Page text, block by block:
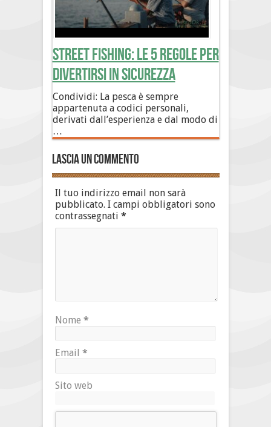
Street Fishing: le 5 regole per
divertirsi in sicurezza
Condividi: La pesca è sempre
appartenuta a codici personali,
derivati dall’esperienza e dal modo di
…
Lascia un commento
Il tuo indirizzo email non sarà
pubblicato. I campi obbligatori sono
contrassegnati *
Nome *
Email *
Sito web